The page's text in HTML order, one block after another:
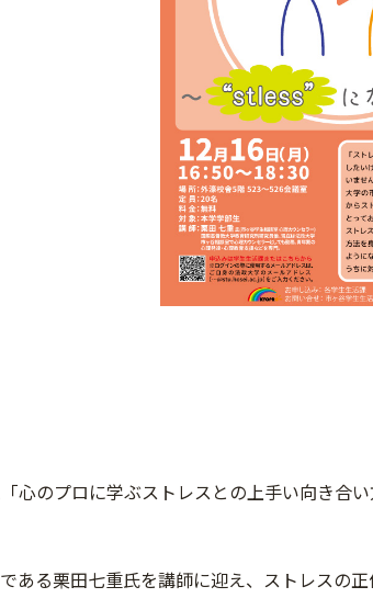
のプロに学ぶストレスとの上手い向き合い
る栗田七重氏を講師に迎え、ストレスの正